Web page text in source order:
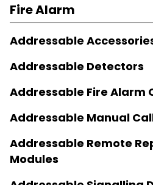
Fire Alarm
Addressable
Addressable Detectors
Addressable Fire Alarm
Addressable Manual
Addressable Remote
Modules